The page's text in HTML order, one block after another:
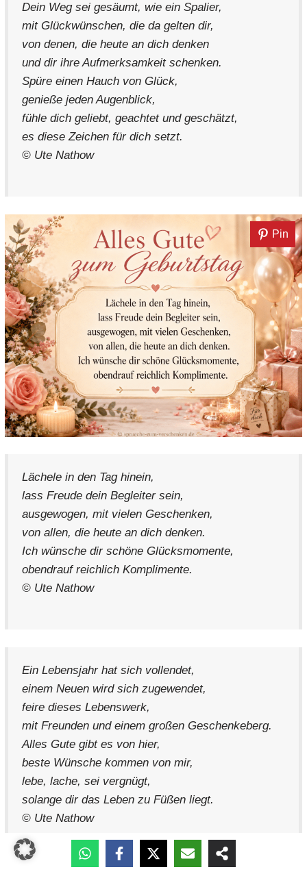
Dein Weg sei gesäumt, wie ein Spalier,
mit Glückwünschen, die da gelten dir,
von denen, die heute an dich denken
und dir ihre Aufmerksamkeit schenken.
Spüre einen Hauch von Glück,
genieße jeden Augenblick,
fühle dich geliebt, geachtet und geschätzt,
es diese Zeichen für dich setzt.
© Ute Nathow
Pin
Lächele in den Tag hinein,
lass Freude dein Begleiter sein,
ausgewogen, mit vielen Geschenken,
von allen, die heute an dich denken.
Ich wünsche dir schöne Glücksmomente,
obendrauf reichlich Komplimente.
© Ute Nathow
Ein Lebensjahr hat sich vollendet,
einem Neuen wird sich zugewendet,
feire dieses Lebenswerk,
mit Freunden und einem großen Geschenkeberg.
Alles Gute gibt es von hier,
beste Wünsche kommen von mir,
lebe, lache, sei vergnügt,
solange dir das Leben zu Füßen liegt.
© Ute Nathow